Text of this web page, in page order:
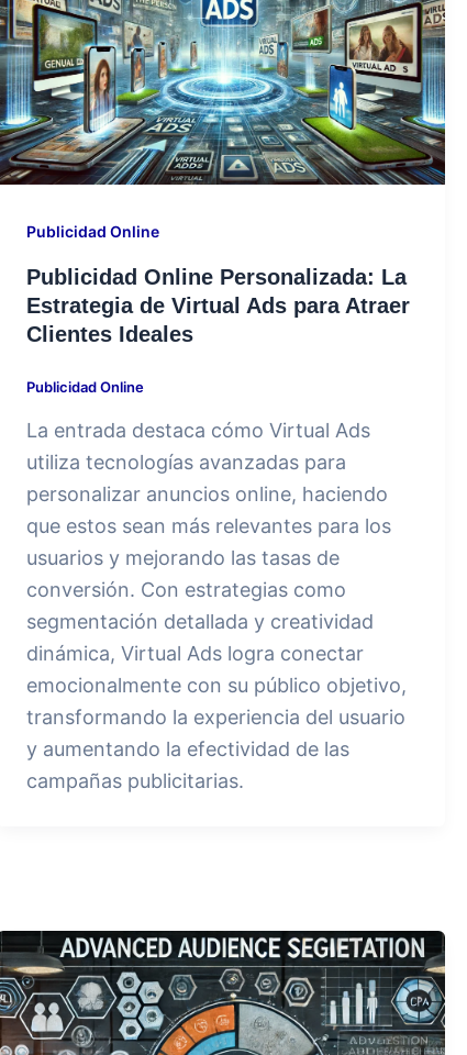
Publicidad Online
Publicidad Online Personalizada: La
Estrategia de Virtual Ads para Atraer
Clientes Ideales
Publicidad Online
La entrada destaca cómo Virtual Ads
utiliza tecnologías avanzadas para
personalizar anuncios online, haciendo
que estos sean más relevantes para los
usuarios y mejorando las tasas de
conversión. Con estrategias como
segmentación detallada y creatividad
dinámica, Virtual Ads logra conectar
emocionalmente con su público objetivo,
transformando la experiencia del usuario
y aumentando la efectividad de las
campañas publicitarias.